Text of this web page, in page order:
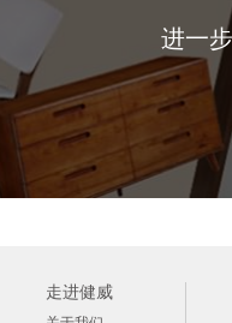
进一
走进健威